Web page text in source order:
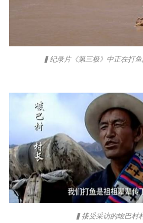
▍纪录片《第三极》中正在打
▍接受采访的峻巴村